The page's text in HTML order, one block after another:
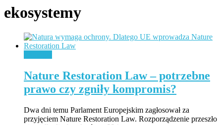
ekosystemy
Nature Restoration Law – potrzebne
prawo czy zgniły kompromis?
Dwa dni temu Parlament Europejskim zagłosował za
przyjęciem Nature Restoration Law. Rozporządzenie przeszło